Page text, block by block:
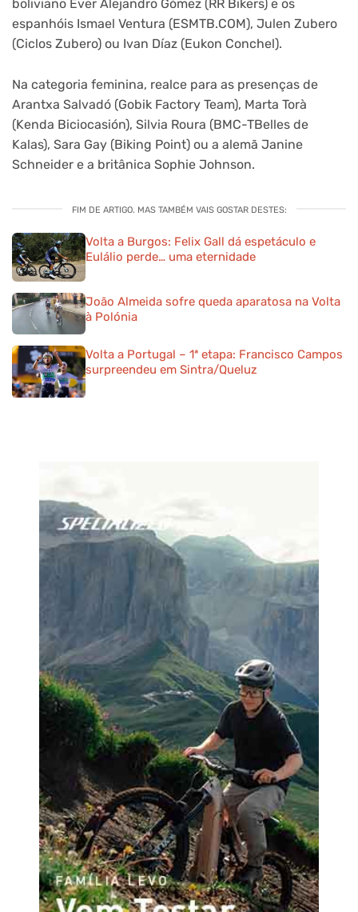
boliviano Ever Alejandro Gómez (RR Bikers) e os
espanhóis Ismael Ventura (ESMTB.COM), Julen Zubero
(Ciclos Zubero) ou Ivan Díaz (Eukon Conchel).
Na categoria feminina, realce para as presenças de
Arantxa Salvadó (Gobik Factory Team), Marta Torà
(Kenda Biciocasión), Silvia Roura (BMC-TBelles de
Kalas), Sara Gay (Biking Point) ou a alemã Janine
Schneider e a britânica Sophie Johnson.
FIM DE ARTIGO. MAS TAMBÉM VAIS GOSTAR DESTES:
Volta a Burgos: Felix Gall dá espetáculo e
Eulálio perde… uma eternidade
João Almeida sofre queda aparatosa na Volta
à Polónia
Volta a Portugal – 1ª etapa: Francisco Campos
surpreendeu em Sintra/Queluz